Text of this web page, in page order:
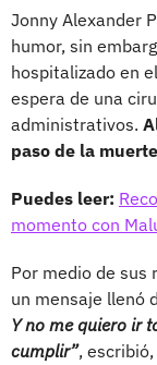
Jonny Alexander
humor, sin
hospitalizado en
espera de una
administrativos.
paso de la
Puedes leer:
momento con
Por medio de sus
un mensaje llenó
Y no me quiero ir
cumplir”,